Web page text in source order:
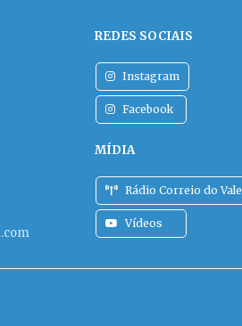
REDES SOCIAIS
Instagram
Facebook
MÍDIA
Rádio Correio do Vale
Vídeos